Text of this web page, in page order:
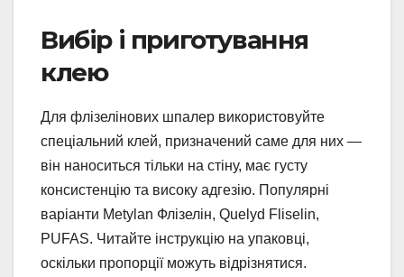
Вибір і приготування
клею
Для флізелінових шпалер використовуйте
спеціальний клей, призначений саме для них —
він наноситься тільки на стіну, має густу
консистенцію та високу адгезію. Популярні
варіанти Metylan Флізелін, Quelyd Fliselin,
PUFAS. Читайте інструкцію на упаковці,
оскільки пропорції можуть відрізнятися.